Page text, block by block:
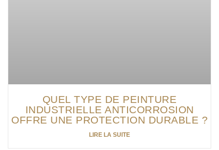
QUEL TYPE DE PEINTURE
INDUSTRIELLE ANTICORROSION
OFFRE UNE PROTECTION DURABLE ?
LIRE LA SUITE